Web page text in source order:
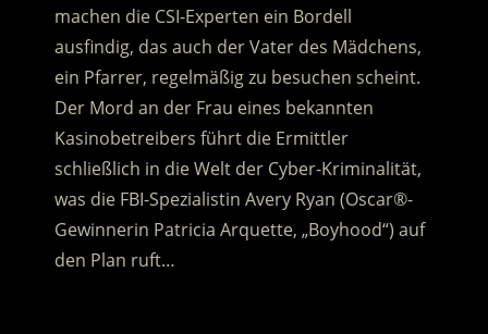
machen die CSI-Experten ein Bordell
ausfindig, das auch der Vater des Mädchens,
ein Pfarrer, regelmäßig zu besuchen scheint.
Der Mord an der Frau eines bekannten
Kasinobetreibers führt die Ermittler
schließlich in die Welt der Cyber-Kriminalität,
was die FBI-Spezialistin Avery Ryan (Oscar®-
Gewinnerin Patricia Arquette, „Boyhood“) auf
den Plan ruft…